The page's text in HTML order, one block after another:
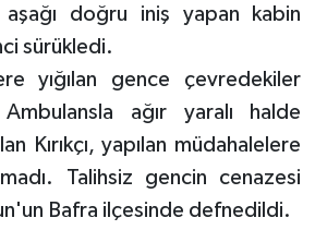
doğru iniş yapan kabin
sürükledi.
yığılan gence çevredekiler
ağır yaralı halde
Kırıkçı, yapılan müdahalelere
Talihsiz gencin cenazesi
Bafra ilçesinde defnedildi.